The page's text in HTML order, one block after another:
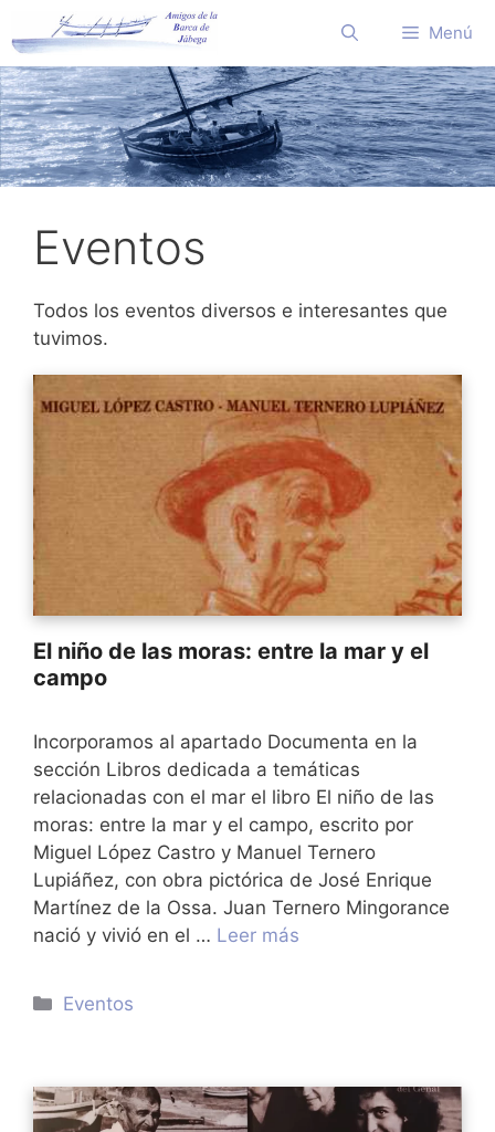
al
contenido
Menú
Eventos
Todos los eventos diversos e interesantes que
tuvimos.
El niño de las moras: entre la mar y el
campo
Incorporamos al apartado Documenta en la
sección Libros dedicada a temáticas
relacionadas con el mar el libro El niño de las
moras: entre la mar y el campo, escrito por
Miguel López Castro y Manuel Ternero
Lupiáñez, con obra pictórica de José Enrique
Martínez de la Ossa. Juan Ternero Mingorance
nació y vivió en el … Leer más
Categorías
Eventos